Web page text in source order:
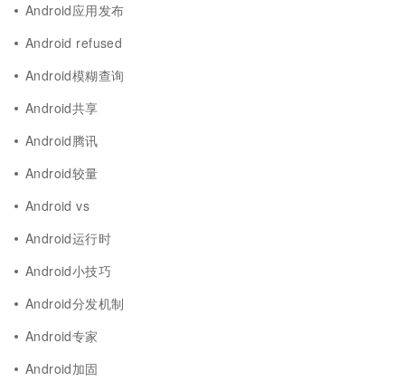
Android应用发布
Android refused
Android模糊查询
Android共享
Android腾讯
Android较量
Android vs
Android运行时
Android小技巧
Android分发机制
Android专家
Android加固